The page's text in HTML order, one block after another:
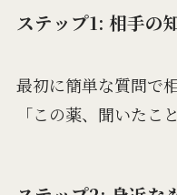
ステップ1: 相手の
最初に簡単な質問で
「この薬、聞いたこ